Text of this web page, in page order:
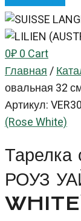
0₽0Cart
Главная/
овальная 32
Артикул:
(Rose White)
РОУЗ